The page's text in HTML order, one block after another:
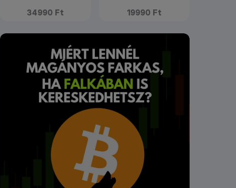
34990 Ft 19990 Ft